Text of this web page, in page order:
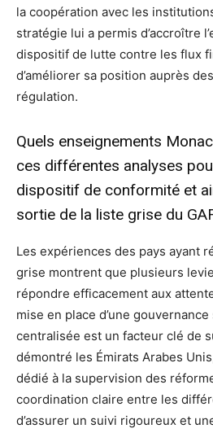
la coopération avec les
stratégie lui a permis d’accroître
dispositif de lutte contre les flux
d’améliorer sa position auprès
régulation.
Quels enseignements
ces différentes analyses
dispositif de conformité et
sortie de la liste grise du
Les expériences des pays ayant
grise montrent que plusieurs
répondre efficacement aux
mise en place d’une
centralisée est un facteur clé de
démontré les Émirats Arabes
dédié à la supervision des
coordination claire entre les
d’assurer un suivi rigoureux et